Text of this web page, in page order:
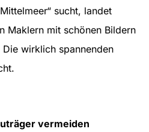
sucht, landet
Maklern mit schönen Bildern
wirklich spannenden
vermeiden